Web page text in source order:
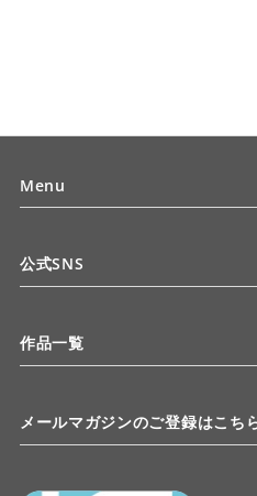
Menu
公式SNS
作品一覧
メールマガジンのご登録はこち